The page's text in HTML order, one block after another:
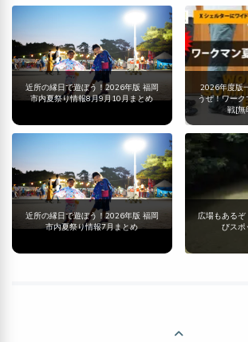
近所の縁日で遊ぼう！2026年版 福岡
市内夏祭り情報8月9月10月まとめ
2026年度版
うぜ！ワーク
戦[無
近所の縁日で遊ぼう！2026年版 福岡
市内夏祭り情報7月まとめ
広場もある
びスポ